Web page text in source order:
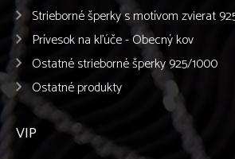
Strieborné šperky s motívom zvierat
Prívesok na kľúče - Obecný kov
Ostatné strieborné šperky 925/1000
Ostatné produkty
VIP